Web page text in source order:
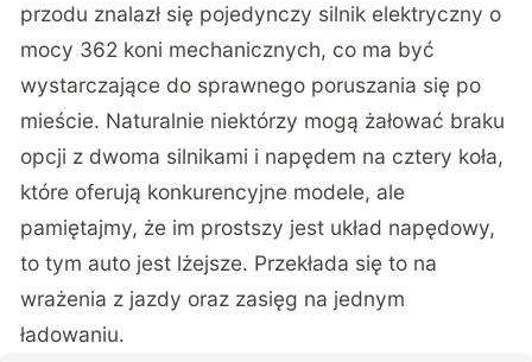
przodu znalazł się pojedynczy silnik elektryczny o
mocy 362 koni mechanicznych, co ma być
wystarczające do sprawnego poruszania się po
mieście. Naturalnie niektórzy mogą żałować braku
opcji z dwoma silnikami i napędem na cztery koła,
które oferują konkurencyjne modele, ale
pamiętajmy, że im prostszy jest układ napędowy,
to tym auto jest lżejsze. Przekłada się to na
wrażenia z jazdy oraz zasięg na jednym
ładowaniu.